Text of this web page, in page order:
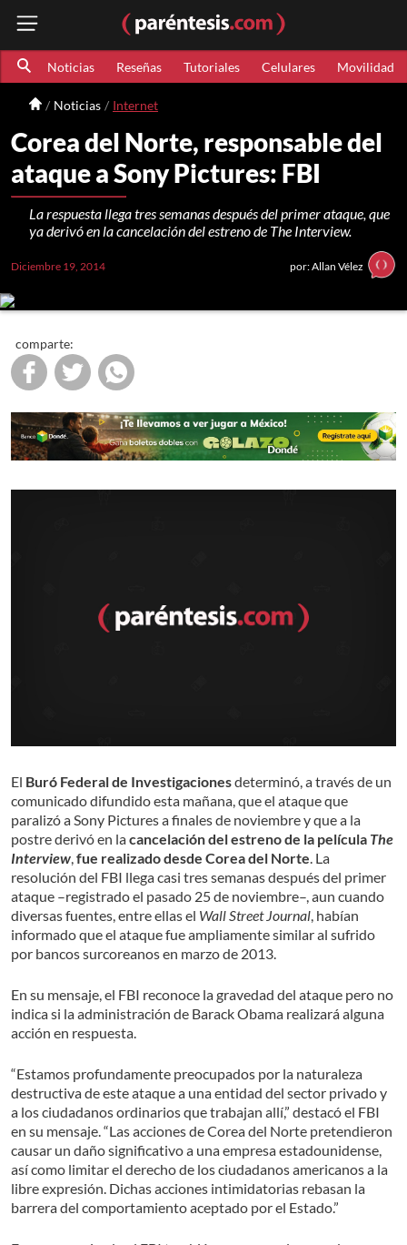
Noticias Reseñas Tutoriales Celulares Movilidad
Noticias Internet
Corea del Norte, responsable del
ataque a Sony Pictures: FBI
La respuesta llega tres semanas después del primer ataque, que
ya derivó en la cancelación del estreno de The Interview.
Diciembre 19, 2014 por: Allan Vélez
comparte:
El Buró Federal de Investigacionesdeterminó, a través de un
comunicado difundido esta mañana, que el ataque que
paralizó a Sony Pictures a finales de noviembre y que a la
postre derivó en lacancelación del estreno de la película The
Interview,fue realizado desde Corea del Norte. La
resolución del FBI llega casi tres semanas después del primer
ataque –registrado el pasado 25 de noviembre–, aun cuando
diversas fuentes, entre ellas el Wall Street Journal, habían
informado que el ataque fue ampliamente similar al sufrido
por bancos surcoreanos en marzo de 2013.
En su mensaje, el FBI reconoce la gravedad del ataque pero no
indica si la administración de Barack Obama realizará alguna
acción en respuesta.
“Estamos profundamente preocupados por la naturaleza
destructiva de este ataque a una entidad del sector privado y
a los ciudadanos ordinarios que trabajan allí,” destacó el FBI
en su mensaje. “Las acciones de Corea del Norte pretendieron
causar un daño significativo a una empresa estadounidense,
así como limitar el derecho de los ciudadanos americanos a la
libre expresión. Dichas acciones intimidatorias rebasan la
barrera del comportamiento aceptado por el Estado.”